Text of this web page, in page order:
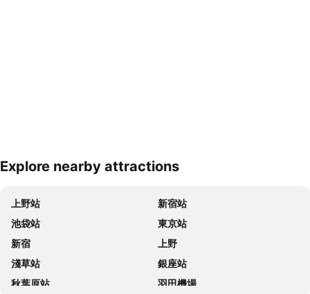
展開地圖
Explore nearby attractions
上野站
新宿站
池袋站
東京站
新宿
上野
淺草站
銀座站
秋葉原站
羽田機場